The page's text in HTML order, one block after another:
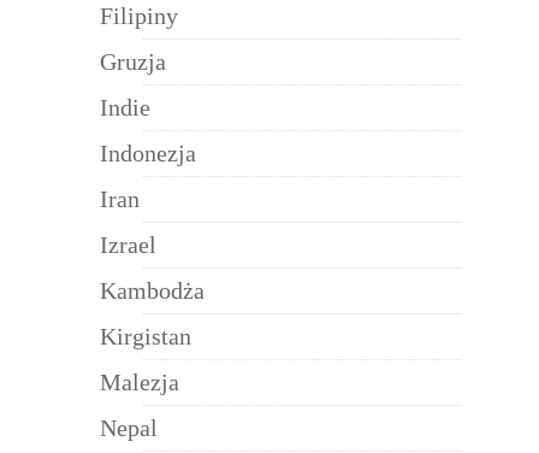
Filipiny
Gruzja
Indie
Indonezja
Iran
Izrael
Kambodża
Kirgistan
Malezja
Nepal